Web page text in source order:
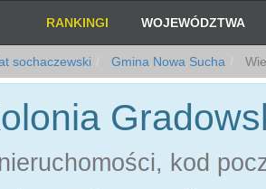
RANKINGI WOJEWÓDZTWA
sochaczewski Gmina Nowa Sucha
kod